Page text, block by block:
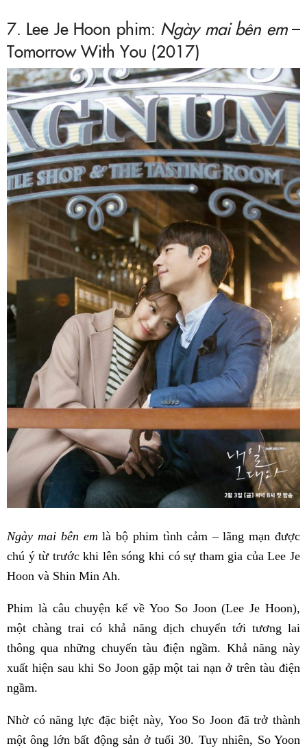
7. Lee Je Hoon phim: Ngày mai bên em–
Tomorrow With You (2017)
Ngày mai bên em là bộ phim tình cảm – lãng mạn được
chú ý từ trước khi lên sóng khi có sự tham gia của Lee Je
Hoon và Shin Min Ah.
Phim là câu chuyện kể về Yoo So Joon (Lee Je Hoon),
một chàng trai có khả năng dịch chuyển tới tương lai
thông qua những chuyến tàu điện ngầm. Khả năng này
xuất hiện sau khi So Joon gặp một tai nạn ở trên tàu điện
ngầm.
Nhờ có năng lực đặc biệt này, Yoo So Joon đã trở thành
một ông lớn bất động sản ở tuổi 30. Tuy nhiên, So Yoon